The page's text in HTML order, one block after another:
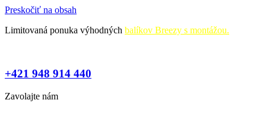
Preskočiť na obsah
Limitovaná ponuka výhodných balíkov Breezy s montážou.
+421 948 914 440
Zavolajte nám